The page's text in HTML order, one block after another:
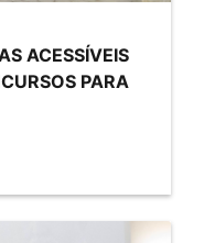
ACESSÍVEIS
PARA